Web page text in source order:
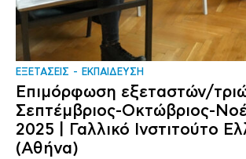
ΕΞΕΤΑΣΕΙΣ ΕΚΠΑΙΔΕΥΣΗ
Επιμόρφωση εξεταστών/
Σεπτέμβριος-Οκτώβριος-
2025 | Γαλλικό Ινστιτούτο
(Αθήνα)